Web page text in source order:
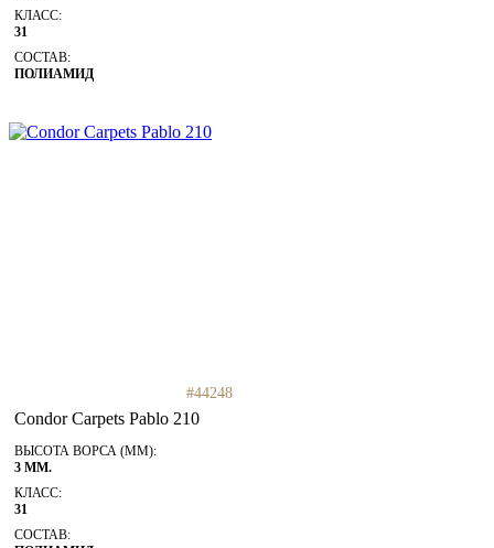
КЛАСС:
31
СОСТАВ:
ПОЛИАМИД
#44248
Condor Carpets Pablo 210
ВЫСОТА ВОРСА (ММ):
3 ММ.
КЛАСС:
31
СОСТАВ: